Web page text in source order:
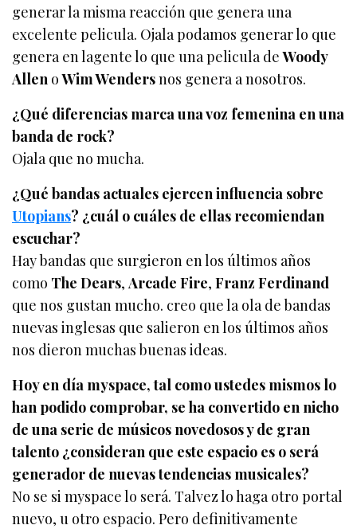
generar la misma reacción que genera una
excelente pelicula. Ojala podamos generar lo que
genera en lagente lo que una pelicula deWoody
Allen oWim Wendersnos genera a nosotros.
¿Qué diferencias marca una voz femenina en una
banda de rock?
Ojala que no mucha.
¿Qué bandas actuales ejercen influencia sobre
Utopians? ¿cuál o cuáles de ellas recomiendan
escuchar?
Hay bandas que surgieron en los últimos años
como The Dears,Arcade Fire,Franz Ferdinand
que nos gustan mucho. creo que la ola de bandas
nuevas inglesas que salieron en los últimos años
nos dieron muchas buenas ideas.
Hoy en día myspace, tal como ustedes mismos lo
han podido comprobar, se ha convertido en nicho
de una serie de músicos novedosos y de gran
talento ¿consideran que este espacio es o será
generador de nuevas tendencias musicales?
No se si myspace lo será. Talvez lo haga otro portal
nuevo, u otro espacio. Pero definitivamente